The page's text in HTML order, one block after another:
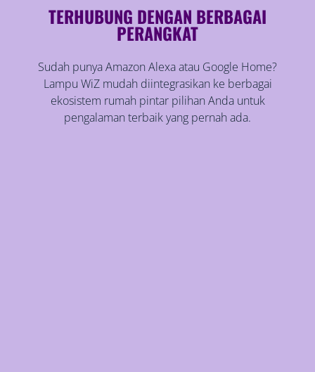
TERHUBUNG DENGAN BERBAGAI
PERANGKAT
Sudah punya Amazon Alexa atau Google Home?
Lampu WiZ mudah diintegrasikan ke berbagai
ekosistem rumah pintar pilihan Anda untuk
pengalaman terbaik yang pernah ada.